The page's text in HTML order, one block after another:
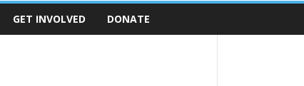
GET INVOLVED DONATE